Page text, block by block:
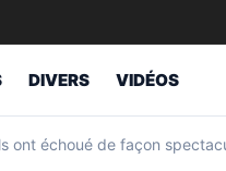
DIVERS VIDÉOS
ont échoué de façon